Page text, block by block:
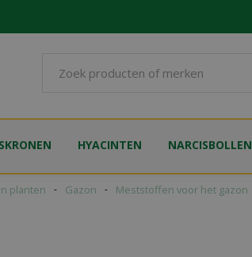
planten Gazon Meststoffen voor het gazon
HYACINTEN NARCISBOLLEN